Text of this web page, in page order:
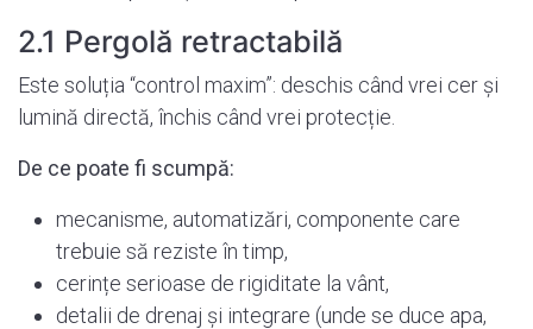
2.1 Pergolă retractabilă
Este soluția “control maxim”: deschis când vrei cer și
lumină directă, închis când vrei protecție.
De ce poate fi scumpă:
mecanisme, automatizări, componente care
trebuie să reziste în timp,
cerințe serioase de rigiditate la vânt,
detalii de drenaj și integrare (unde se duce apa,